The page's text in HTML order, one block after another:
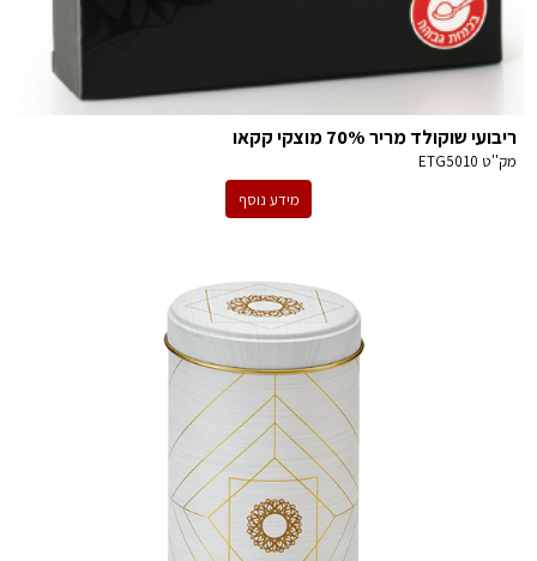
ריבועי שוקולד מריר 70% מוצקי קקאו
מק''ט ETG5010
מידע נוסף